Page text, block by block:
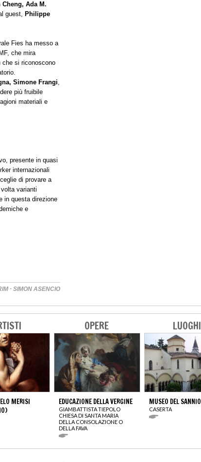
Ada M.
guest, Philippe
Fies ha messo a
che mira
che si riconoscono
Simone Frangi,
più fruibile
materiali e
presente in quasi
internazionali
di provare a
varianti
in questa direzione
e
· SIMON ASENCIO
MERISI
OPERE
EDUCAZIONE DELLA VERGINE
GIAMBATTISTA TIEPOLO
CHIESA DI SANTA MARIA
DELLA CONSOLAZIONE O
DELLA FAVA
LUOGHI
MUSEO DEL SANNIO
CASERTA